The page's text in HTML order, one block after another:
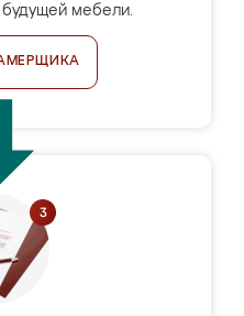
мебели.